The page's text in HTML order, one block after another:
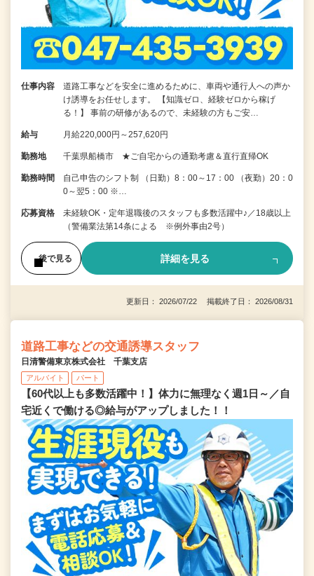
仕事内容
道路工事などを安全に進めるために、車両や通行人への声か
け誘導をお任せします。 【知識ゼロ、経験ゼロから稼げ
る！】 事前の研修があるので、未経験の方もご安…
給与 月給220,000円～257,620円
勤務地 千葉県船橋市 ★ご自宅からの通勤考慮＆直行直帰OK
勤務時間
自己申告のシフト制 （日勤）8：00～17：00 （夜勤）20：0
0～翌5：00 ※…
応募資格
未経験OK・定年退職後のスタッフも多数活躍中♪／18歳以上
（警備業法第14条による ※例外事由2号）
後で見る 詳細を見る
更新日： 2026/07/22 掲載終了日： 2026/08/31
道路工事などの交通誘導スタッフ
日清警備東京株式会社 千葉支店
アルバイト パート
【60代以上も多数活躍中！】体力に無理なく週1日～／自
宅近くで働ける◎給与がアップしました！！